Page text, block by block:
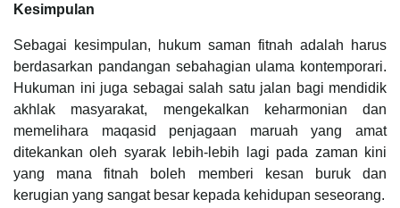
Kesimpulan
Sebagai kesimpulan, hukum saman fitnah adalah harus
berdasarkan pandangan sebahagian ulama kontemporari.
Hukuman ini juga sebagai salah satu jalan bagi mendidik
akhlak masyarakat, mengekalkan keharmonian dan
memelihara maqasid penjagaan maruah yang amat
ditekankan oleh syarak lebih-lebih lagi pada zaman kini
yang mana fitnah boleh memberi kesan buruk dan
kerugian yang sangat besar kepada kehidupan seseorang.